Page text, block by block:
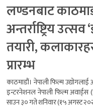
लण्डनबाट
अन्तर्राष्ट्रिय
तयारी,
प्रारम्भ
काठमाडौं। नेपाली फिल्म उद्योगलाई
इन्टरनेशनल नेपाली फिल्म
साउन ३० गते शनिवार (१५ अगस्ट